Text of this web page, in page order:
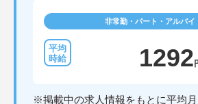
非常勤・パート・アルバイ
1292
※掲載中の求人情報をもとに平均